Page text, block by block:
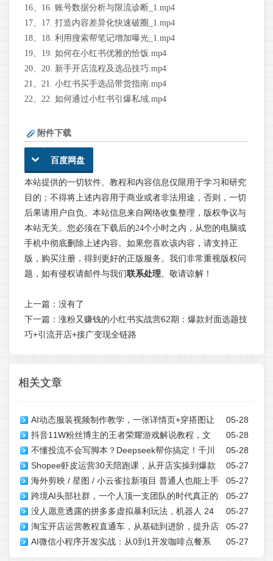
16、16. 账号数据分析与限流诊断_1.mp4
17、17. 打造内容差异化快速破圈_1.mp4
18、18. 利用搜索帮笔记增加曝光_1.mp4
19、19. 如何在小红书优雅的恰饭.mp4
20、20. 新手开店流程及选品技巧.mp4
21、21. 小红书买手选品带货指南.mp4
22、22. 如何通过小红书引爆私域.mp4
附件下载
百度网盘
本站提供的一切软件、教程和内容信息仅限用于学习和研究
目的；不得将上述内容用于商业或者非法用途，否则，一切
后果请用户自负。本站信息来自网络收集整理，版权争议与
本站无关。您必须在下载后的24个小时之内，从您的电脑或
手机中彻底删除上述内容。如果您喜欢该内容，请支持正
版，购买注册，得到更好的正版服务。我们非常重视版权问
题，如有侵权请邮件与我们联系处理。敬请谅解！
上一篇：没有了
下一篇： 涨粉又赚钱的小红书实战营62期：爆款封面选题技
巧+引流开店+接广变现全链路
相关文章
05-28
AI动态服装视频制作教学，一张详情页+穿搭图让
图片动起来，抖音智能成片玩法
05-28
抖音11W粉丝博主的王者荣耀游戏解说教程，文
案、配音、素材剪辑全流程，解锁伙伴计划+精选独家收
益，日入1k+
05-28
不懂投流不会写脚本？Deepseek帮你搞定！千川
去同质化语言体系，抖音个人IP爆单率翻倍
05-27
Shopee虾皮运营30天陪跑课，从开店实操到爆款
打造，稳步撬动跨境店铺盈利增收
05-27
海外剪映 / 星图 / 小云雀拉新项目 普通人也能上手
的跨境流量变现副业
05-27
跨境AI头部社群，一个人顶一支团队的时代真正的
开始了，分享跨境AI前沿，可落地的实战经验
05-27
没人愿意透露的拼多多虚拟暴利玩法，机器人 24
小时发货，月入 1-5W 太简单
05-27
淘宝开店运营教程直通车，从基础到进阶，提升店
铺流量，转化率和整体运营效率(更新26年05月27日)05-27
AI微信小程序开发实战：从0到1开发咖啡点餐系
统，学完即可拥有一个可直接上线运营的完整项目